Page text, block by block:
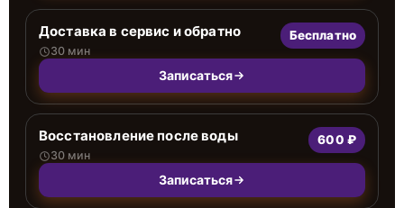
Доставка в сервис и обратно
30 мин
Бесплатно
Записаться
Восстановление после воды
30 мин
600 ₽
Записаться